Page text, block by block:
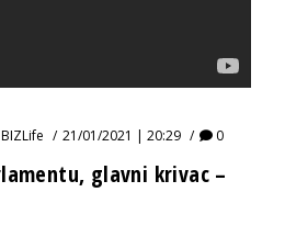
BIZLife 21/01/2021 | 20:29 0
glavni krivac –